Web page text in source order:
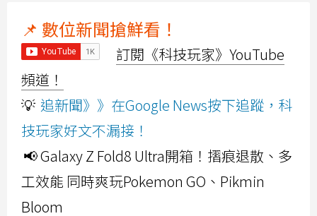
📌 數位新聞搶鮮看！
訂閱《科技玩家》YouTube
頻道！
💡 追新聞》》在Google News按下追蹤，科
技玩家好文不漏接！
📢 Galaxy Z Fold8 Ultra開箱！摺痕退散、多
工效能 同時爽玩Pokemon GO、Pikmin
Bloom